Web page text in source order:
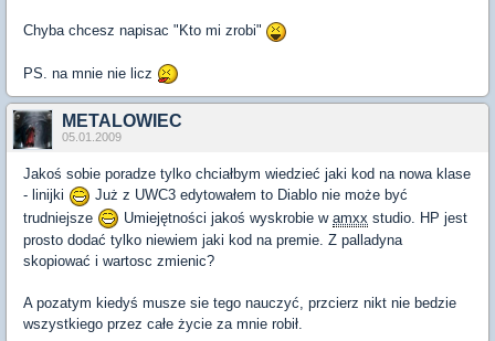
Chyba chcesz napisac "Kto mi zrobi"
PS. na mnie nie licz
METALOWIEC
05.01.2009
Jakoś sobie poradze tylko chciałbym wiedzieć jaki kod na nowa klase
- linijki
Już z UWC3 edytowałem to Diablo nie może być
trudniejsze
Umiejętności jakoś wyskrobie w amxx studio. HP jest
prosto dodać tylko niewiem jaki kod na premie. Z palladyna
skopiować i wartosc zmienic?
A pozatym kiedyś musze sie tego nauczyć, przcierz nikt nie bedzie
wszystkiego przez całe życie za mnie robił.